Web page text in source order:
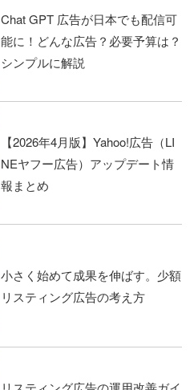
Chat GPT 広告が日本でも配信可
能に！どんな広告？必要予算は？
シンプルに解説
【2026年4月版】Yahoo!広告（LI
NEヤフー広告）アップデート情
報まとめ
小さく始めて成果を伸ばす。少額
リスティング広告の考え方